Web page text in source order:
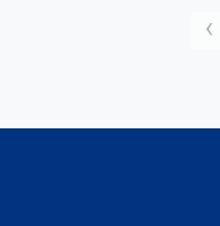
‹